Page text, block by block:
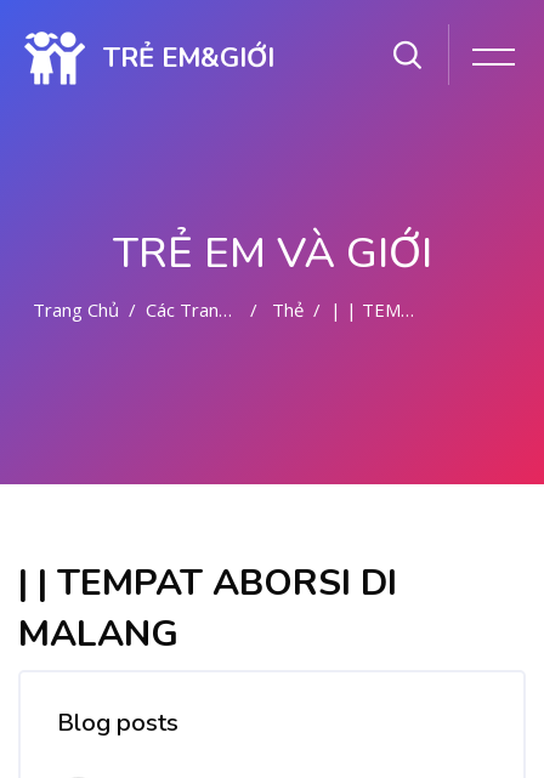
TRẺ EM&GIỚI
TRẺ EM VÀ GIỚI
Trang Chủ Các Trang Của Hệ Thống Thẻ | | TEMPAT ABORSI DI MALANG
| | TEMPAT ABORSI DI
MALANG
Blog posts